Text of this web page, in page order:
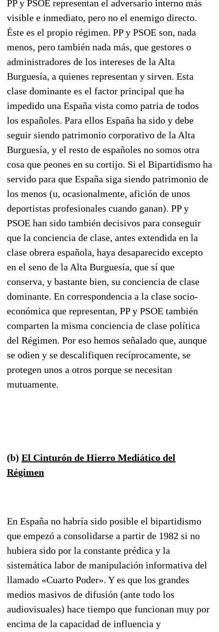
PP y PSOE representan el adversario interno más
visible e inmediato, pero no el enemigo directo.
Éste es el propio régimen. PP y PSOE son, nada
menos, pero también nada más, que gestores o
administradores de los intereses de la Alta
Burguesía, a quienes representan y sirven. Esta
clase dominante es el factor principal que ha
impedido una España vista como patria de todos
los espa­ñoles. Para ellos España ha sido y debe
seguir siendo patrimonio corporativo de la Alta
Burguesía, y el resto de españoles no somos otra
cosa que peones en su cortijo. Si el Bipartidismo ha
servido para que España siga siendo patrimonio de
los menos (u, ocasionalmente, afición de unos
deportis­tas profesionales cuando ganan). PP y
PSOE han sido también decisivos para conseguir
que la conciencia de clase, antes extendida en la
clase obrera española, haya desaparecido excepto
en el seno de la Alta Burguesía, que sí que
conserva, y bastante bien, su conciencia de clase
dominante. En correspondencia a la clase socio-
económica que representan, PP y PSOE también
comparten la misma conciencia de clase política
del Régimen. Por eso hemos señalado que, aunque
se odien y se descalifiquen recíprocamente, se
protegen unos a otros porque se necesitan
mutuamente.
(b) El Cinturón de Hierro Mediático del
Régimen
En España no habría sido posible el bipartidismo
que empezó a consolidarse a partir de 1982 si no
hubiera sido por la constante prédica y la
sistemática labor de manipulación informativa del
lla­mado «Cuarto Poder». Y es que los grandes
medios masivos de difusión (ante todo los
audiovisua­les) hace tiempo que funcionan muy por
encima de la capacidad de influencia y